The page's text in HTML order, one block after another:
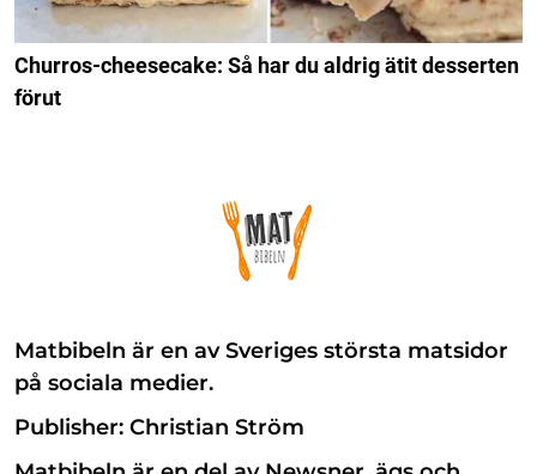
Churros-cheesecake: Så har du aldrig ätit desserten
förut
Matbibeln är en av Sveriges största matsidor
på sociala medier.
Publisher: Christian Ström